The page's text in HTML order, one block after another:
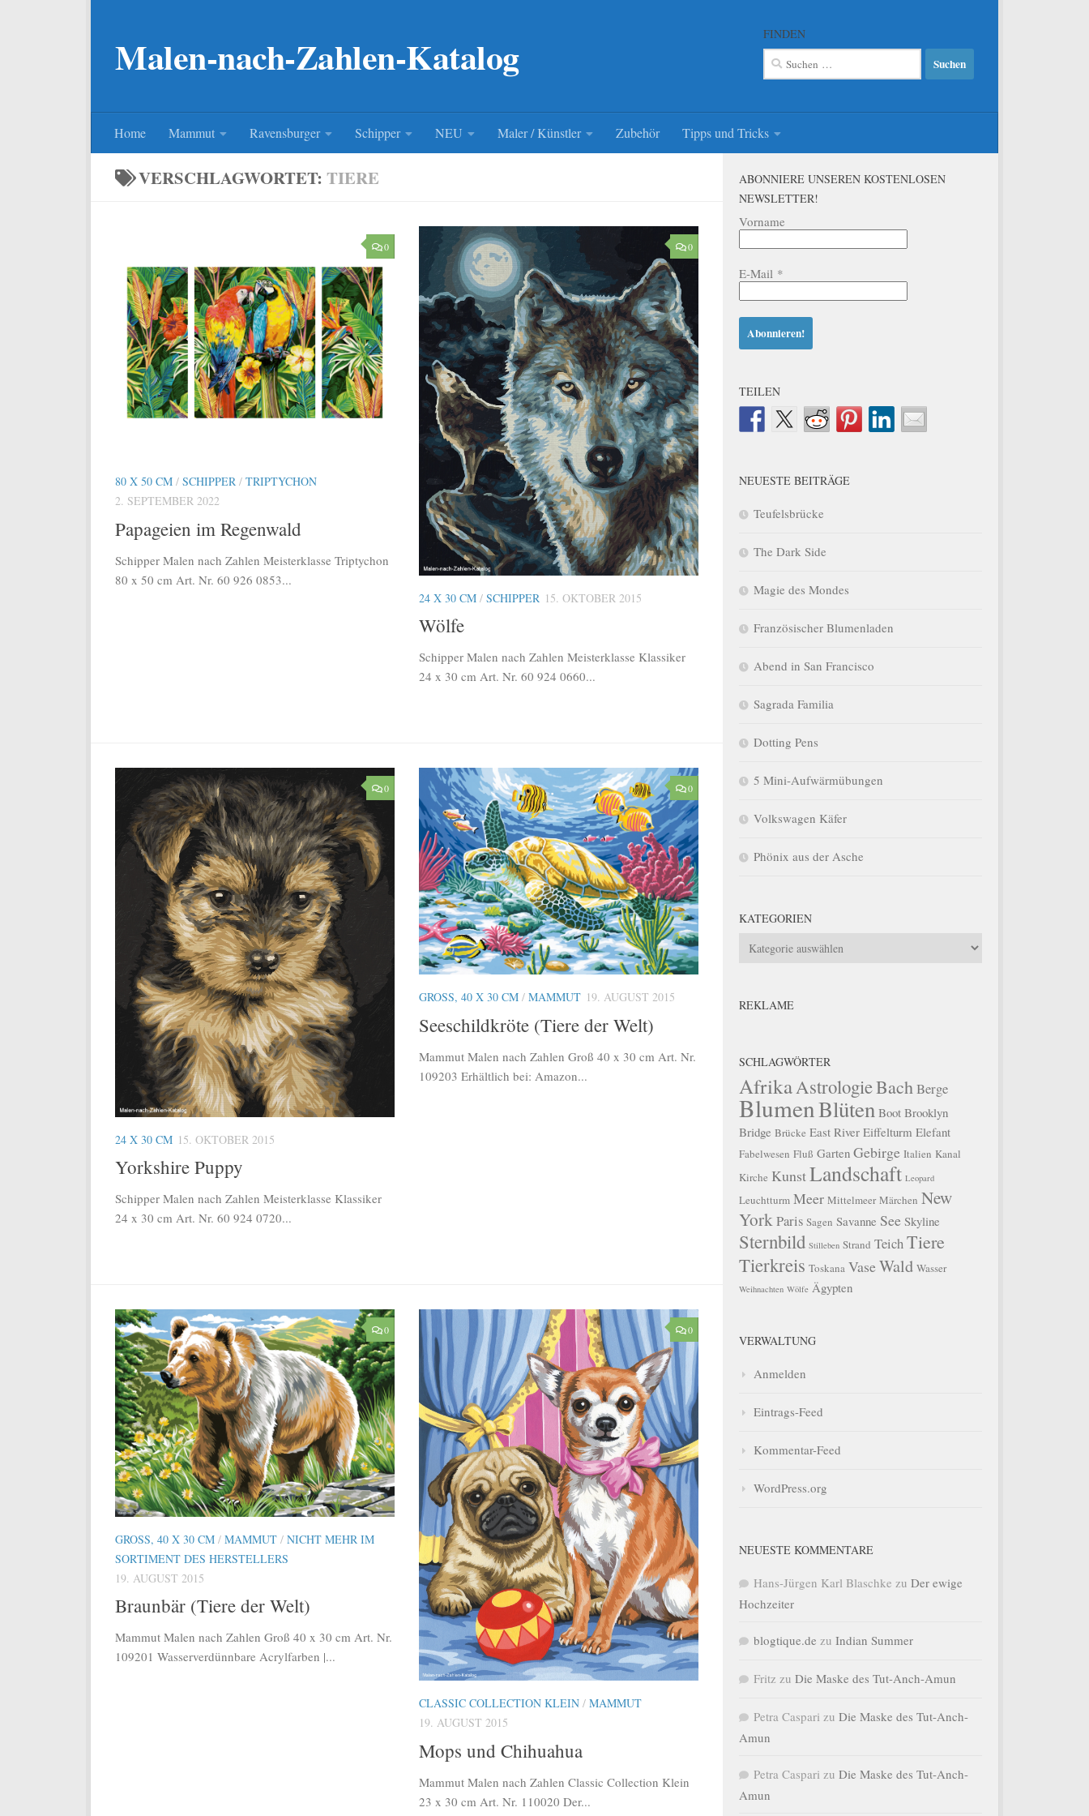
Malen-nach-Zahlen-Katalog FINDEN
Suchen
nach:
Home Mammut Ravensburger Schipper NEU Maler / Künstler Zubehör Tipps und Tricks
VERSCHLAGWORTET: TIERE
0
80 X 50 CM / SCHIPPER / TRIPTYCHON
2. SEPTEMBER 2022
Papageien im Regenwald
Schipper Malen nach Zahlen Meisterklasse Triptychon
80 x 50 cm Art. Nr. 60 926 0853...
0
24 X 30 CM / SCHIPPER 15. OKTOBER 2015
Wölfe
Schipper Malen nach Zahlen Meisterklasse Klassiker
24 x 30 cm Art. Nr. 60 924 0660...
0
24 X 30 CM 15. OKTOBER 2015
Yorkshire Puppy
Schipper Malen nach Zahlen Meisterklasse Klassiker
24 x 30 cm Art. Nr. 60 924 0720...
0
GROSS, 40 X 30 CM / MAMMUT 19. AUGUST 2015
Seeschildkröte (Tiere der Welt)
Mammut Malen nach Zahlen Groß 40 x 30 cm Art. Nr.
109203 Erhältlich bei: Amazon...
0
GROSS, 40 X 30 CM / MAMMUT / NICHT MEHR IM
SORTIMENT DES HERSTELLERS
19. AUGUST 2015
Braunbär (Tiere der Welt)
Mammut Malen nach Zahlen Groß 40 x 30 cm Art. Nr.
109201 Wasserverdünnbare Acrylfarben |...
0
CLASSIC COLLECTION KLEIN / MAMMUT
19. AUGUST 2015
Mops und Chihuahua
Mammut Malen nach Zahlen Classic Collection Klein
23 x 30 cm Art. Nr. 110020 Der...
ABONNIERE UNSEREN KOSTENLOSEN
NEWSLETTER!
Vorname
E-Mail *
TEILEN
NEUESTE BEITRÄGE
Teufelsbrücke
The Dark Side
Magie des Mondes
Französischer Blumenladen
Abend in San Francisco
Sagrada Familia
Dotting Pens
5 Mini-Aufwärmübungen
Volkswagen Käfer
Phönix aus der Asche
KATEGORIEN
Kategorien
REKLAME
SCHLAGWÖRTER
AfrikaAstrologieBachBerge
BlumenBlüten Boot Brooklyn
Bridge Brücke East River Eiffelturm Elefant
Fabelwesen Fluß Garten Gebirge Italien Kanal
Kirche KunstLandschaft Leopard
Leuchtturm Meer Mittelmeer Märchen New
YorkParis Sagen Savanne See Skyline
Sternbild Stilleben Strand TeichTiere
Tierkreis Toskana VaseWald Wasser
Weihnachten Wölfe Ägypten
VERWALTUNG
Anmelden
Eintrags-Feed
Kommentar-Feed
WordPress.org
NEUESTE KOMMENTARE
Hans-Jürgen Karl Blaschke zu Der ewige
Hochzeiter
blogtique.de zu Indian Summer
Fritz zu Die Maske des Tut-Anch-Amun
Petra Caspari zu Die Maske des Tut-Anch-
Amun
Petra Caspari zu Die Maske des Tut-Anch-
Amun